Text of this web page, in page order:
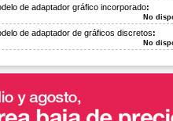
de adaptador gráfico incorporado:
No
de adaptador de gráficos discretos:
No